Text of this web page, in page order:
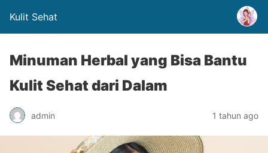
Kulit Sehat
Minuman Herbal yang Bisa Bantu
Kulit Sehat dari Dalam
admin 1 tahun ago